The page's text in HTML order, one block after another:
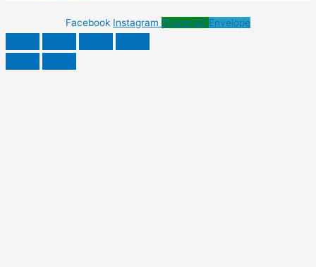
Facebook Instagram Phone-alt Envelope